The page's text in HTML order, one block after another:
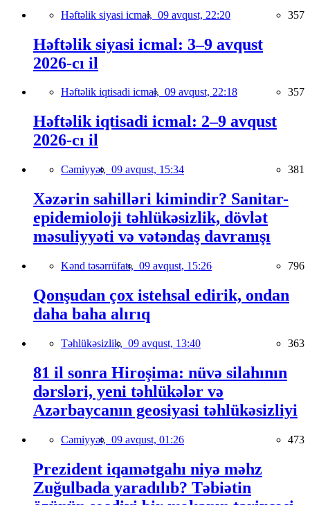
Həftəlik siyasi icmal, 09 avqust, 22:20 357
Həftəlik siyasi icmal: 3–9 avqust
2026-cı il
Həftəlik iqtisadi icmal, 09 avqust, 22:18 357
Həftəlik iqtisadi icmal: 2–9 avqust
2026-cı il
Cəmiyyət, 09 avqust, 15:34 381
Xəzərin sahilləri kimindir? Sanitar-
epidemioloji təhlükəsizlik, dövlət
məsuliyyəti və vətəndaş davranışı
Kənd təsərrüfatı, 09 avqust, 15:26 796
Qonşudan çox istehsal edirik, ondan
daha baha alırıq
Təhlükəsizlik, 09 avqust, 13:40 363
81 il sonra Hiroşima: nüvə silahının
dərsləri, yeni təhlükələr və
Azərbaycanın geosiyasi təhlükəsizliyi
Cəmiyyət, 09 avqust, 01:26 473
Prezident iqamətgahı niyə məhz
Zuğulbada yaradılıb? Təbiətin